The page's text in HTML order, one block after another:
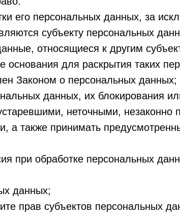
его персональных данных, за
субъекту персональных
относящиеся к другим
основания для раскрытия таких
Законом о персональных данных;
данных, их блокирования
неточными, незаконно
а также принимать
при обработке персональных
данных;
прав субъектов персональных